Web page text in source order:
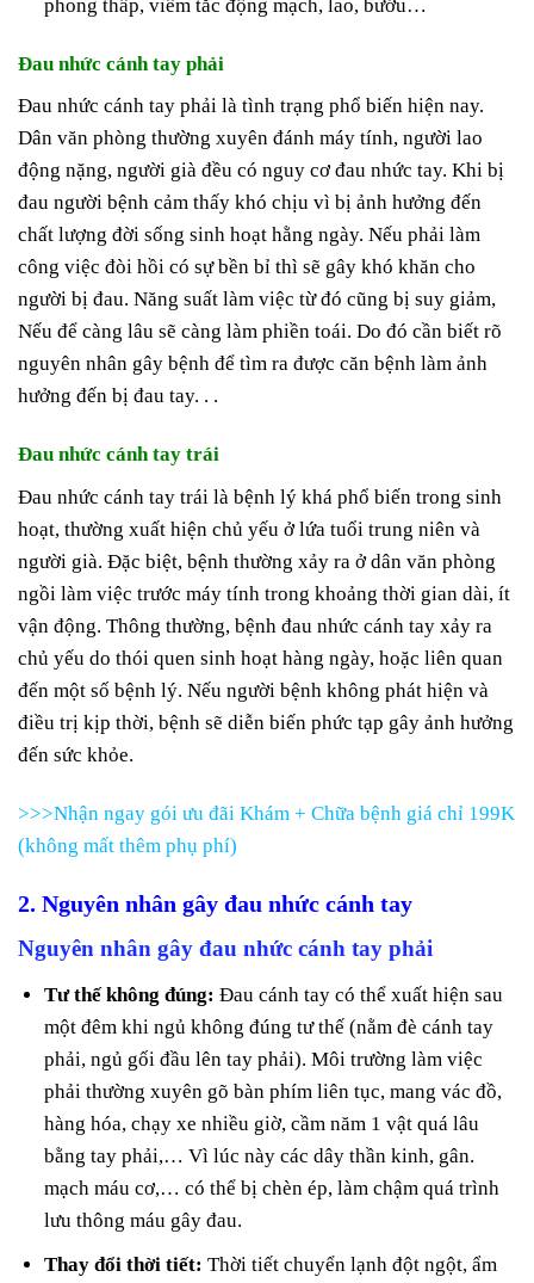
phong thấp, viêm tắc động mạch, lao, bướu…
Đau nhức cánh tay phải
Đau nhức cánh tay phải là tình trạng phổ biến hiện nay.
Dân văn phòng thường xuyên đánh máy tính, người lao
động nặng, người già đều có nguy cơ đau nhức tay. Khi bị
đau người bệnh cảm thấy khó chịu vì bị ảnh hưởng đến
chất lượng đời sống sinh hoạt hằng ngày. Nếu phải làm
công việc đòi hồi có sự bền bỉ thì sẽ gây khó khăn cho
người bị đau. Năng suất làm việc từ đó cũng bị suy giảm,
Nếu để càng lâu sẽ càng làm phiền toái. Do đó cần biết rõ
nguyên nhân gây bệnh để tìm ra được căn bệnh làm ảnh
hưởng đến bị đau tay. . .
Đau nhức cánh tay trái
Đau nhức cánh tay trái là bệnh lý khá phổ biến trong sinh
hoạt, thường xuất hiện chủ yếu ở lứa tuổi trung niên và
người già. Đặc biệt, bệnh thường xảy ra ở dân văn phòng
ngồi làm việc trước máy tính trong khoảng thời gian dài, ít
vận động. Thông thường, bệnh đau nhức cánh tay xảy ra
chủ yếu do thói quen sinh hoạt hàng ngày, hoặc liên quan
đến một số bệnh lý. Nếu người bệnh không phát hiện và
điều trị kịp thời, bệnh sẽ diễn biến phức tạp gây ảnh hưởng
đến sức khỏe.
>>>Nhận ngay gói ưu đãi Khám + Chữa bệnh giá chỉ 199K
(không mất thêm phụ phí)
2. Nguyên nhân gây đau nhức cánh tay
Nguyên nhân gây đau nhức cánh tay phải
Tư thế không đúng: Đau cánh tay có thể xuất hiện sau
một đêm khi ngủ không đúng tư thế (nằm đè cánh tay
phải, ngủ gối đầu lên tay phải). Môi trường làm việc
phải thường xuyên gõ bàn phím liên tục, mang vác đồ,
hàng hóa, chạy xe nhiều giờ, cầm năm 1 vật quá lâu
bằng tay phải,… Vì lúc này các dây thần kinh, gân.
mạch máu cơ,… có thể bị chèn ép, làm chậm quá trình
lưu thông máu gây đau.
Thay đổi thời tiết: Thời tiết chuyển lạnh đột ngột, ẩm